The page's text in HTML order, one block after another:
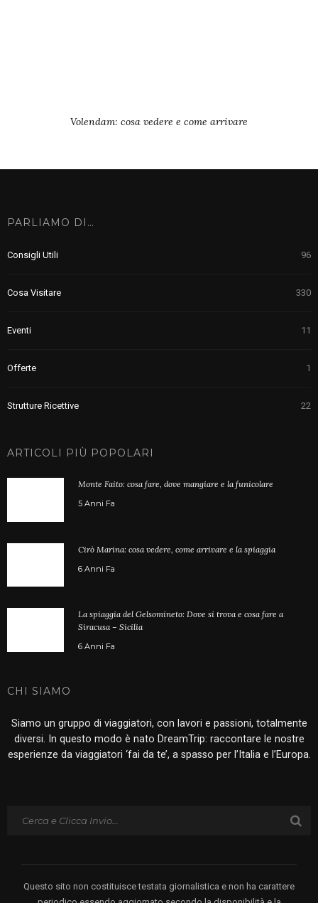
Volendam: cosa vedere e come arrivare
PARLIAMO DI…
Consigli Utili 96
Cosa Visitare 330
Eventi 11
Offerte 1
Strutture Ricettive 22
ARTICOLI PIÙ POPOLARI
Monte Faito: cosa fare, dove mangiare e la funicolare
5 Anni Fa
Cirò Marina: cosa vedere, come arrivare e la spiaggia
6 Anni Fa
La spiaggia del Gelsomineto: Dove si trova e cosa fare a
Siracusa – Sicilia
6 Anni Fa
CHI SIAMO
Siamo un gruppo di viaggiatori, con lavori e passioni, totalmente
diversi. In questo modo è nato DreamTrip: raccontare le nostre
esperienze da viaggiatori ‘fai da te’, a spasso per l’Italia e l’Europa.
Questo sito non costituisce testata giornalistica e non ha carattere